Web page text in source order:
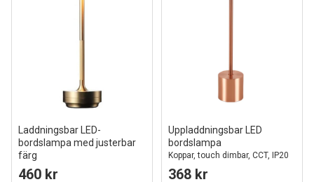
Laddningsbar LED-
bordslampa med justerbar
färg
Guld, touch-dimbar, IP20
460 kr
Uppladdningsbar LED
bordslampa
Koppar, touch dimbar, CCT, IP20
368 kr